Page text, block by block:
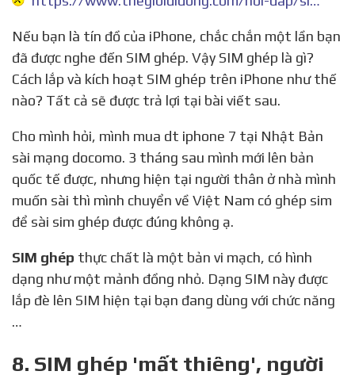
Nếu bạn là tín đồ của iPhone, chắc chắn một lần bạn
đã được nghe đến SIM ghép. Vậy SIM ghép là gì?
Cách lắp và kích hoạt SIM ghép trên iPhone như thế
nào? Tất cả sẽ được trả lợi tại bài viết sau.
Cho mình hỏi, mình mua dt iphone 7 tại Nhật Bản
sài mạng docomo. 3 tháng sau mình mới lên bản
quốc tế được, nhưng hiện tại người thân ở nhà mình
muốn sài thì mình chuyển về Việt Nam có ghép sim
để sài sim ghép được đúng không ạ.
SIM ghép thực chất là một bản vi mạch, có hình
dạng như một mảnh đồng nhỏ. Dạng SIM này được
lắp đè lên SIM hiện tại bạn đang dùng với chức năng
…
8. SIM ghép 'mất thiêng', người